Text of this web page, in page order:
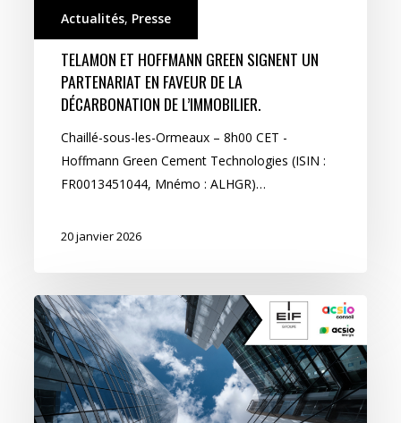
Actualités, Presse
TELAMON ET HOFFMANN GREEN SIGNENT UN
PARTENARIAT EN FAVEUR DE LA
DÉCARBONATION DE L’IMMOBILIER.
Chaillé-sous-les-Ormeaux – 8h00 CET -
Hoffmann Green Cement Technologies (ISIN :
FR0013451044, Mnémo : ALHGR)…
20 janvier 2026